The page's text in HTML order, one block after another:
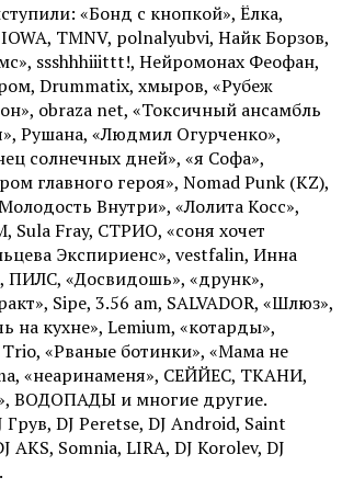
«Бонд с кнопкой», Ёлка,
TMNV, polnalyubvi, Найк Борзов,
ssshhhiiittt!, Нейромонах Феофан,
Drummatix, хмыров, «Рубеж
obraza net, «Токсичный ансамбль
Рушана, «Людмил Огурченко»,
солнечных дней», «я Софа»,
главного героя», Nomad Punk (KZ),
Внутри», «Лолита Косс»,
Sula Fray, СТРИО, «соня хочет
Экспириенс», vestfalin, Инна
ПИЛС, «Досвидошь», «друнк»,
Sipe, 3.56 am, SALVADOR, «Шлюз»,
на кухне», Lemium, «котарды»,
«Рваные ботинки», «Мама не
«неаринаменя», СЕЙЙЕС, ТКАНИ,
ВОДОПАДЫ и многие другие.
DJ Peretse, DJ Android, Saint
AKS, Somnia, LIRA, DJ Korolev, DJ